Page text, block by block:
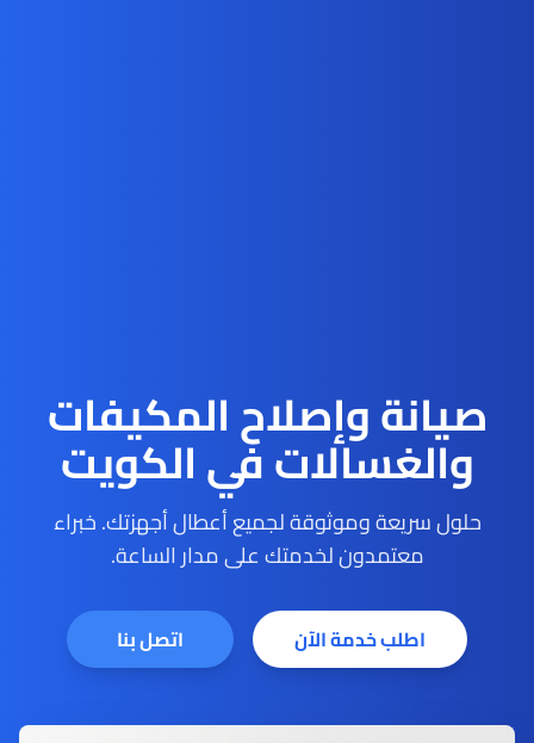
صيانة وإصلاح المكيفات
والغسالات في الكويت
حلول سريعة وموثوقة لجميع أعطال أجهزتك. خبراء
معتمدون لخدمتك على مدار الساعة.
اطلب خدمة الآن اتصل بنا